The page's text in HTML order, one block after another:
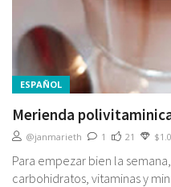
ESPAÑOL
Merienda
@janmarieth 1 21
Para empezar bien la
carbohidratos, vitaminas y